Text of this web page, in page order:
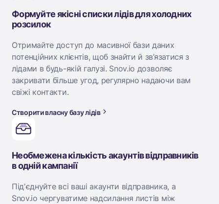
Формуйте якісні списки лідів для холодних
розсилок
Отримайте доступ до масивної бази даних
потенційних клієнтів, щоб знайти й зв’язатися з
лідами в будь-якій галузі. Snov.io дозволяє
закривати більше угод, регулярно надаючи вам
свіжі контакти.
Створити власну базу лідів
Необмежена кількість акаунтів відправників
в одній кампанії
Підʼєднуйте всі ваші акаунти відправника, а
Snov.io чергуватиме надсилання листів між